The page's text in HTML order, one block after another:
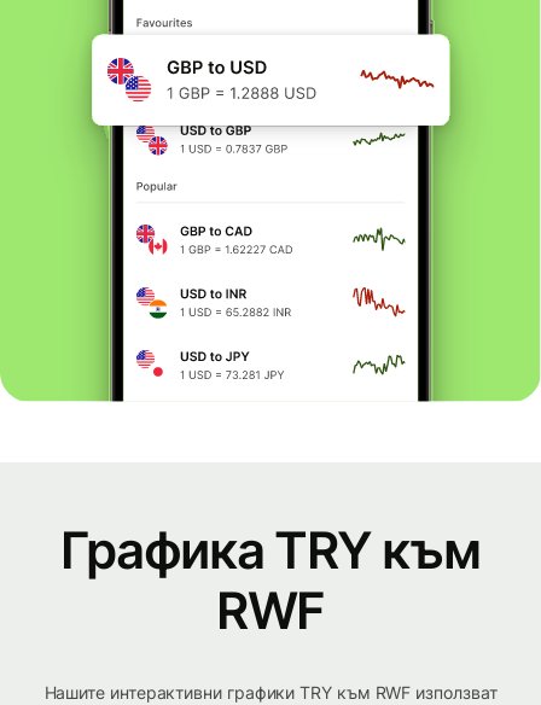
Графика TRY към
RWF
Нашите интерактивни графики TRY към RWF използват